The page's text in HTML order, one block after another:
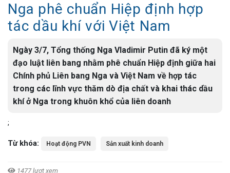
Nga phê chuẩn Hiệp định hợp
tác dầu khí với Việt Nam
Ngày 3/7, Tổng thống Nga Vladimir Putin đã ký một
đạo luật liên bang nhằm phê chuẩn Hiệp định giữa hai
Chính phủ Liên bang Nga và Việt Nam về hợp tác
trong các lĩnh vực thăm dò địa chất và khai thác dầu
khí ở Nga trong khuôn khổ của liên doanh
;
Từ khóa: Hoạt động PVN Sản xuất kinh doanh
1477 lượt xem